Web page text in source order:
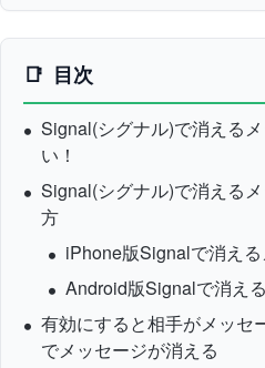
目次
Signal(シグナル)で消える
い！
Signal(シグナル)で消える
方
iPhone版Signalで消え
Android版Signalで消え
有効にすると相手がメッセ
でメッセージが消える